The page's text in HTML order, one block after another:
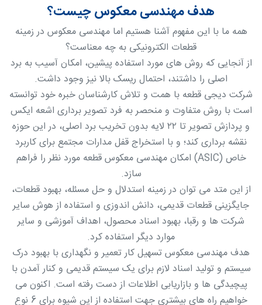
هدف مهندسی معکوس چیست؟
همه ما با این مفهوم آشنا هستیم اما مهندسی معکوس در زمینه
قطعات الکترونیکی به چه معناست؟
از آنجایی که روش های مورد استفاده پیشین، امکان آسیب به برد
اصلی را داشتند، احتمال ریسک بالا نیز وجود داشت.
شرکت دیجی قطعه با همت و تلاش کارشناسان خبره خود توانسته
است با روش متفاوت و منحصر به فرد تصویر برداری اشعه ایکس
و پردازش تصویر تا ۲۲ لایه بدون تخریب برد اصلی، در این حوزه
نقشه برداری کند؛ و با استخراج قفل مدارات مجتمع برای کاربرد
خاص (ASIC) امکان مهندسی معکوس قطعه مورد نظر را فراهم
سازد.
از این متد می توان در زمینه استدلال و حل مسئله، بهبود قطعات،
جایگزینی قطعات قدیمی، دانش اندوزی و استفاده از هوش سایر
شرکت ها و رقبا، بهبود اسناد محصول، اهداف آموزشی و سایر
موارد دیگر استفاده کرد.
هدف مهندسی معکوس تسهیل کار تعمیر و نگهداری با بهبود درک
سیستم و تولید اسناد لازم برای یک سیستم قدیمی و کنار آمدن با
پیچیدگی ها و بازاریابی اطلاعات از دست رفته است. اکنون می
خواهیم راه های بیشتری جهت استفاده از این شیوه برای 6 نوع